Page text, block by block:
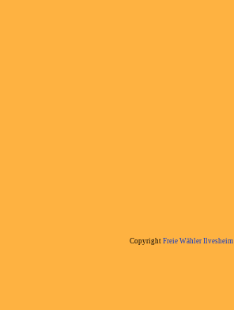
Copyright Freie Wähler Ilvesheim